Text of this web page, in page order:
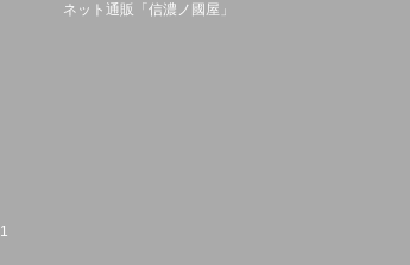
ネット通販「信濃ノ國屋」